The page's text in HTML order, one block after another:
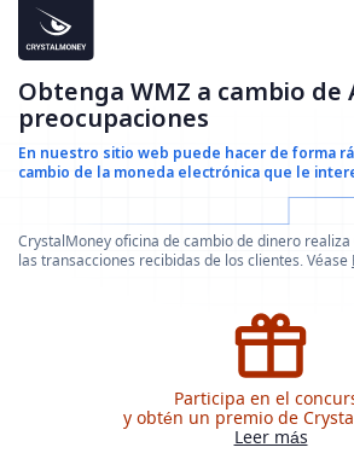
Obtenga WMZ a cambio
preocupaciones
En nuestro sitio web puede hacer de forma
cambio de la moneda electrónica que le
CrystalMoney oficina de cambio de dinero
las transacciones recibidas de los clientes. Véase
Participa en el
y obtén un premio de
Leer más